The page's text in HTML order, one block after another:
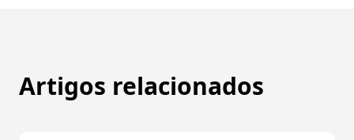
Artigos relacionados